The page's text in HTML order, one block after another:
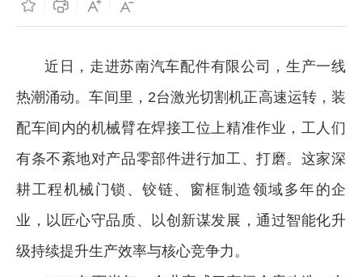
近日，走进苏南汽车配件有限公司，生产一线
热潮涌动。车间里，2台激光切割机正高速运转，装
配车间内的机械臂在焊接工位上精准作业，工人们
有条不紊地对产品零部件进行加工、打磨。这家深
耕工程机械门锁、铰链、窗框制造领域多年的企
业，以匠心守品质、以创新谋发展，通过智能化升
级持续提升生产效率与核心竞争力。